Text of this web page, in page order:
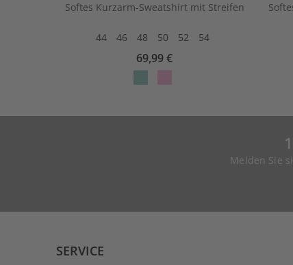
Softes Kurzarm-Sweatshirt mit Streifen
44 46 48 50 52 54
69,99 €
Melden Sie
SERVICE